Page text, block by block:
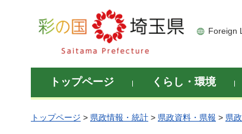
彩の国 埼玉県
Foreign
トップページ くらし・環境
トップページ > 県政情報・統計 > 県政資料・県報 > 県